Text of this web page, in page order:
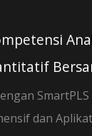
SmartPLS
dan